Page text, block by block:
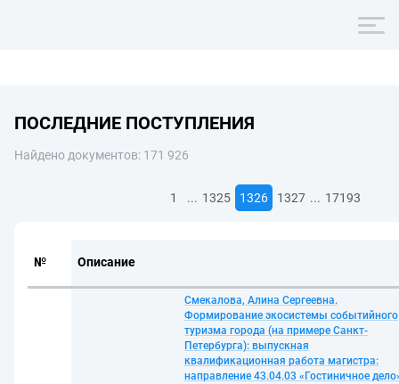
ПОСЛЕДНИЕ ПОСТУПЛЕНИЯ
Найдено документов: 171 926
1 ... 1325 1326 1327 ... 17193
№ Описание
Смекалова, Алина Сергеевна.
Формирование экосистемы событийного
туризма города (на примере Санкт-
Петербурга): выпускная
квалификационная работа магистра:
направление 43.04.03 «Гостиничное